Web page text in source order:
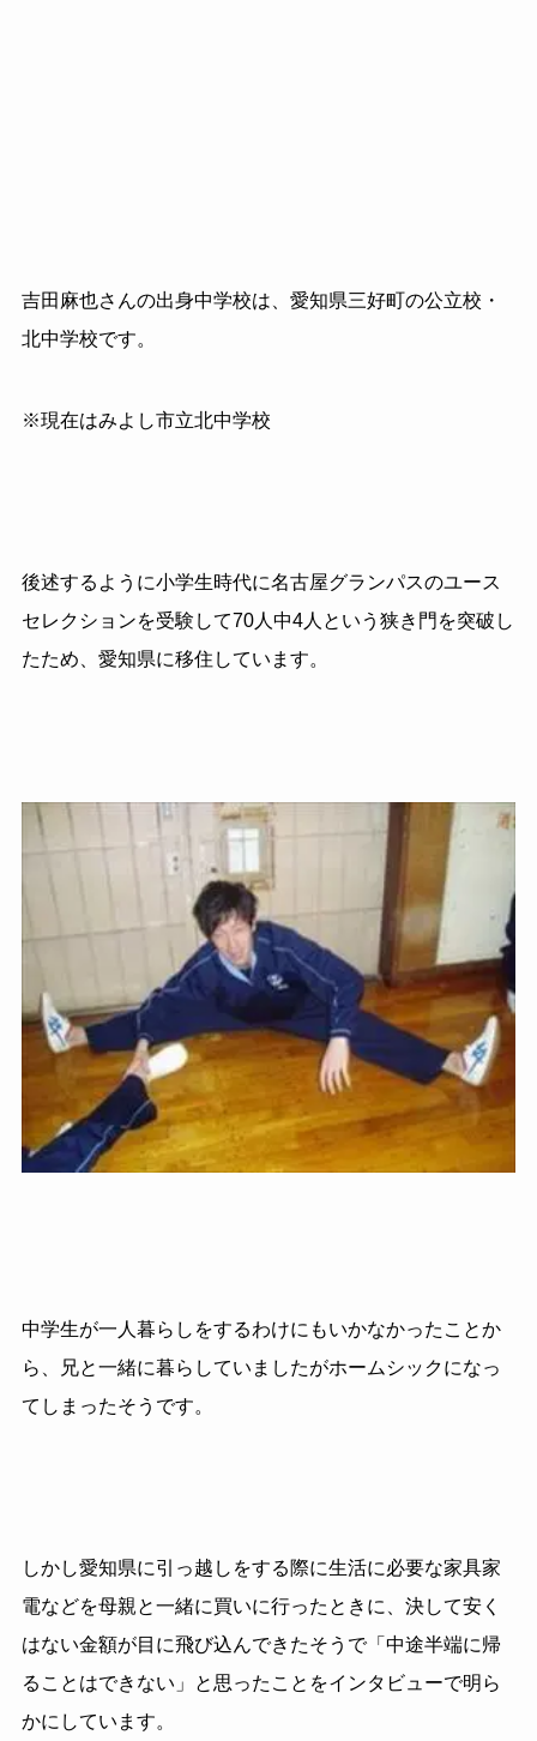
吉田麻也さんの出身中学校は、愛知県三好町の公立校・
北中学校です。
※現在はみよし市立北中学校
後述するように小学生時代に名古屋グランパスのユース
セレクションを受験して70人中4人という狭き門を突破し
たため、愛知県に移住しています。
中学生が一人暮らしをするわけにもいかなかったことか
ら、兄と一緒に暮らしていましたがホームシックになっ
てしまったそうです。
しかし愛知県に引っ越しをする際に生活に必要な家具家
電などを母親と一緒に買いに行ったときに、決して安く
はない金額が目に飛び込んできたそうで「中途半端に帰
ることはできない」と思ったことをインタビューで明ら
かにしています。